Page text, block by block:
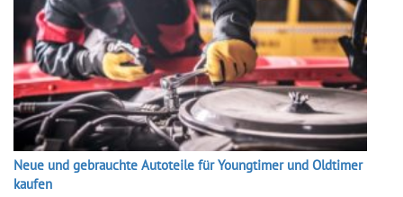
Neue und gebrauchte Autoteile für Youngtimer und Oldtimer
kaufen